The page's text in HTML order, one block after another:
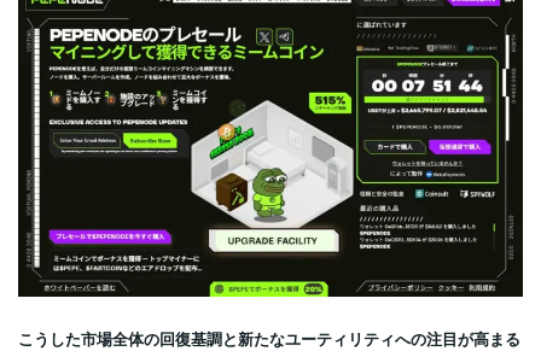
こうした市場全体の回復基調と新たなユーティリティへの注目が高まる